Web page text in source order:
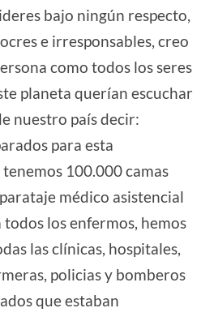
bajo ningún respecto,
e irresponsables, creo
como todos los seres
planeta querían escuchar
nuestro país decir:
para esta
100.000 camas
médico asistencial
los enfermos, hemos
las clínicas, hospitales,
policias y bomberos
que estaban